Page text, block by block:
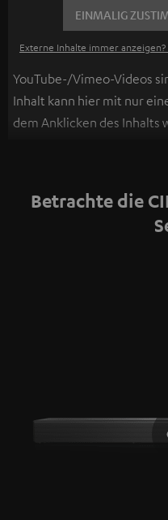
EINMALIG
Externe Inhalte immer
YouTube-/Vimeo-Videos
Inhalt kann hier mit nur
dem Anklicken des Inhalts
Datenschutzerklärung
Betrachte die